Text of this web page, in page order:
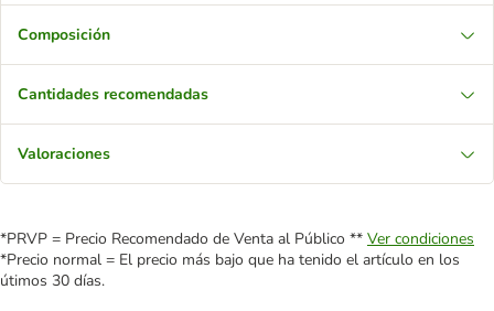
Composición
Cantidades recomendadas
Valoraciones
*PRVP = Precio Recomendado de Venta al Público ** Ver condiciones
*Precio normal = El precio más bajo que ha tenido el artículo en los
útimos 30 días.